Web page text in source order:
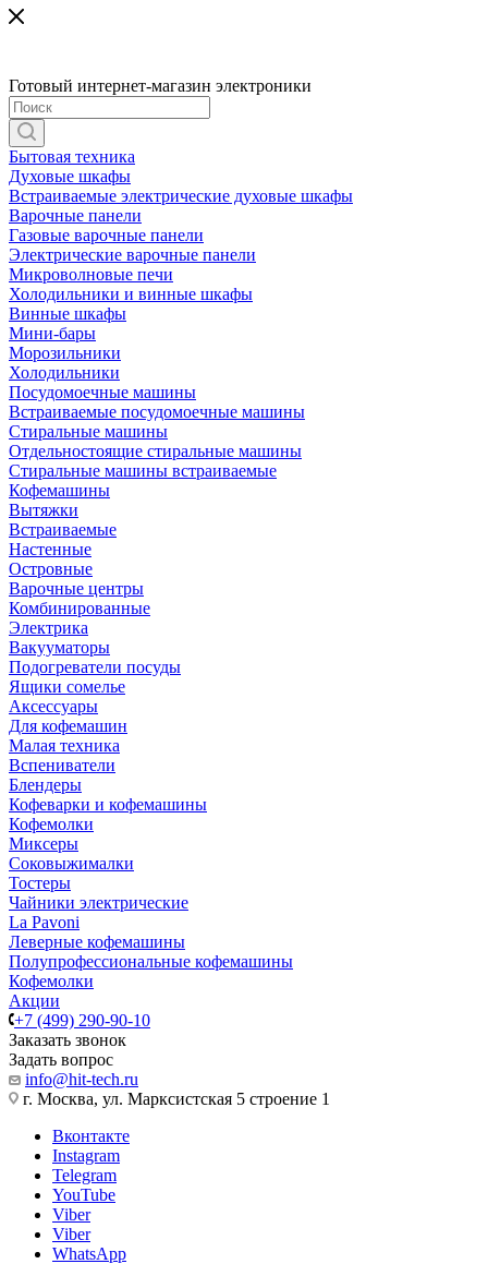
Готовый интернет-магазин электроники
Бытовая техника
Духовые шкафы
Встраиваемые электрические духовые шкафы
Варочные панели
Газовые варочные панели
Электрические варочные панели
Микроволновые печи
Холодильники и винные шкафы
Винные шкафы
Мини-бары
Морозильники
Холодильники
Посудомоечные машины
Встраиваемые посудомоечные машины
Стиральные машины
Отдельностоящие стиральные машины
Стиральные машины встраиваемые
Кофемашины
Вытяжки
Встраиваемые
Настенные
Островные
Варочные центры
Комбинированные
Электрика
Вакууматоры
Подогреватели посуды
Ящики сомелье
Аксессуары
Для кофемашин
Малая техника
Вспениватели
Блендеры
Кофеварки и кофемашины
Кофемолки
Миксеры
Соковыжималки
Тостеры
Чайники электрические
La Pavoni
Леверные кофемашины
Полупрофессиональные кофемашины
Кофемолки
Акции
+7 (499) 290-90-10
Заказать звонок
Задать вопрос
info@hit-tech.ru
г. Москва, ул. Марксистская 5 строение 1
Вконтакте
Instagram
Telegram
YouTube
Viber
Viber
WhatsApp